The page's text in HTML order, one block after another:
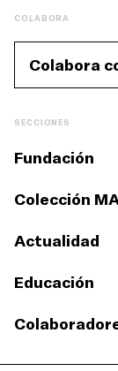
COLABORA
Colabora
SECCIONES
Fundación
Colección
Actualidad
Educación